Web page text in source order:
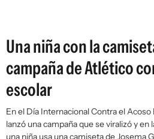
Una niña con la
campaña de Atlético
escolar
En el Día Internacional Contra el
lanzó una campaña que se viralizó y en
una niña usa una camiseta de Josema